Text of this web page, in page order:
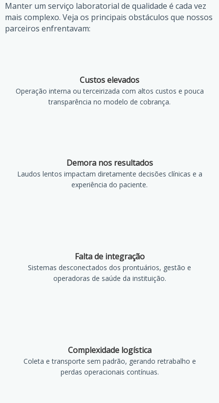
Manter um serviço laboratorial de qualidade é cada vez
mais complexo. Veja os principais obstáculos que nossos
parceiros enfrentavam:
Custos elevados
Operação interna ou terceirizada com altos custos e pouca
transparência no modelo de cobrança.
Demora nos resultados
Laudos lentos impactam diretamente decisões clínicas e a
experiência do paciente.
Falta de integração
Sistemas desconectados dos prontuários, gestão e
operadoras de saúde da instituição.
Complexidade logística
Coleta e transporte sem padrão, gerando retrabalho e
perdas operacionais contínuas.